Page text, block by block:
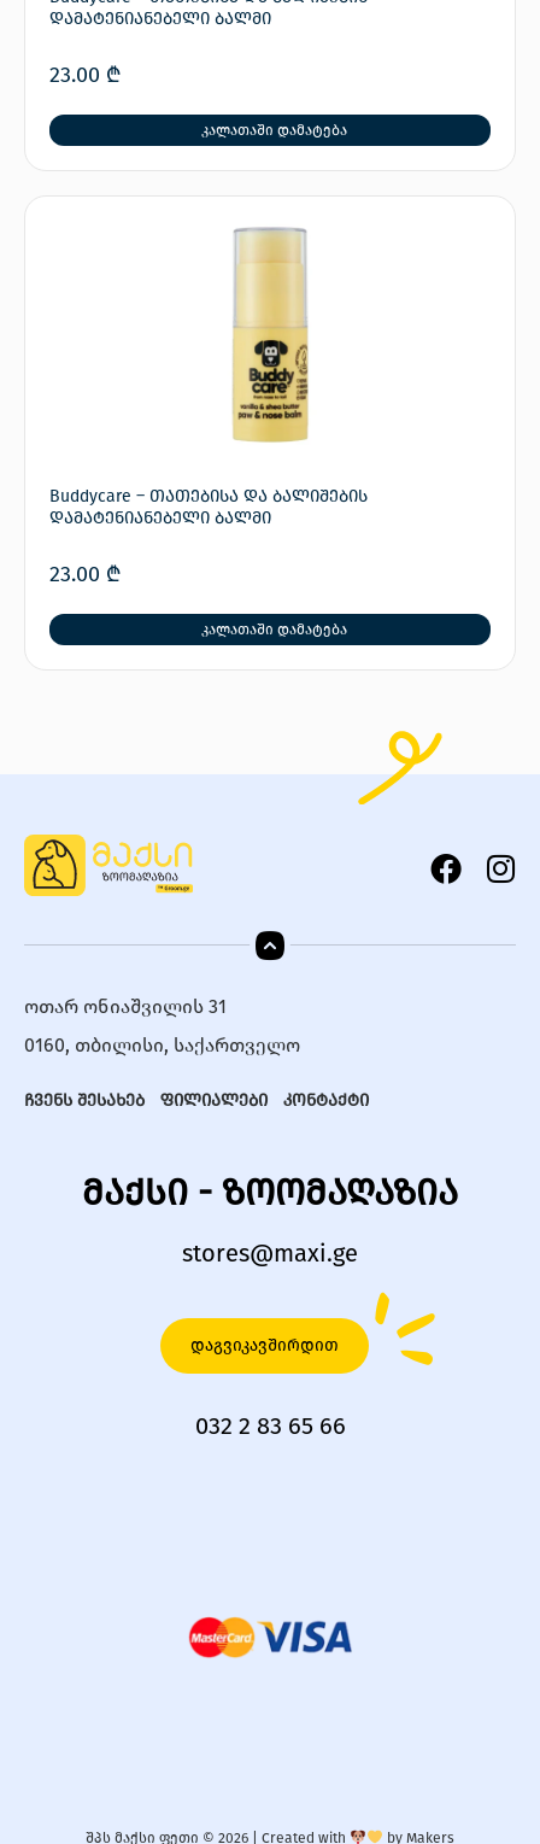
დამატენიანებელი ბალმი
23.00 ₾
კალათაში დამატება
Buddycare – თათებისა და ბალიშების
დამატენიანებელი ბალმი
23.00 ₾
კალათაში დამატება
ოთარ ონიაშვილის 31
0160, თბილისი, საქართველო
ჩვენს შესახებ ფილიალები კონტაქტი
მაქსი - ზოომაღაზია
stores@maxi.ge
დაგვიკავშირდით
032 2 83 65 66
შპს მაქსი ფეთი © 2026 | Created with by Makers